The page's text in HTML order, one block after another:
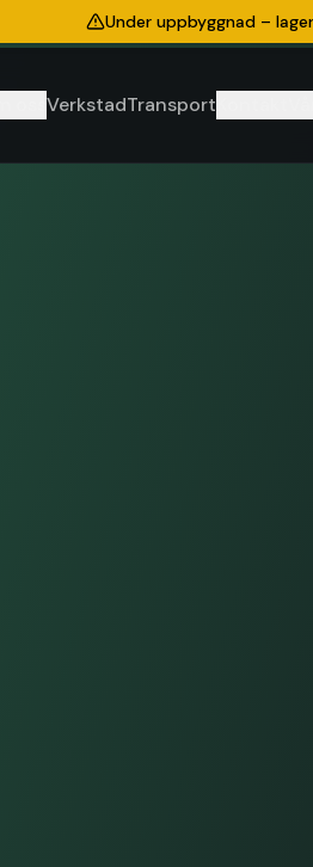
Under uppbyggnad –
VerkstadTransport